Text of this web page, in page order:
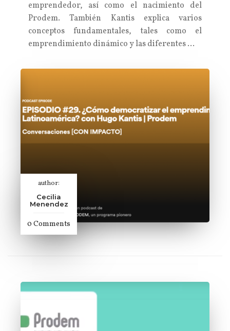
emprendedor, así como el nacimiento del
Prodem. También Kantis explica varios
conceptos fundamentales, tales como el
emprendimiento dinámico y las diferentes …
author:
Cecilia
Menendez
0 Comments